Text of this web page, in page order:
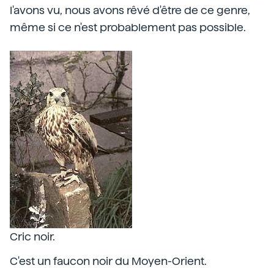
l'avons vu, nous avons rêvé d'être de ce genre,
même si ce n'est probablement pas possible.
Cric noir.
C'est un faucon noir du Moyen-Orient.